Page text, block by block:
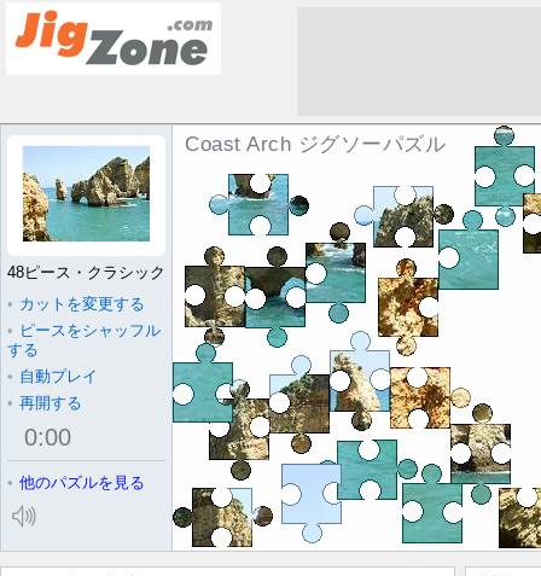
Coast Arch ジグソーパズル
48ピース・クラシック
• カットを変更する
• ピースをシャッフル
する
• 自動プレイ
• 再開する
0:00
• 他のパズルを見る